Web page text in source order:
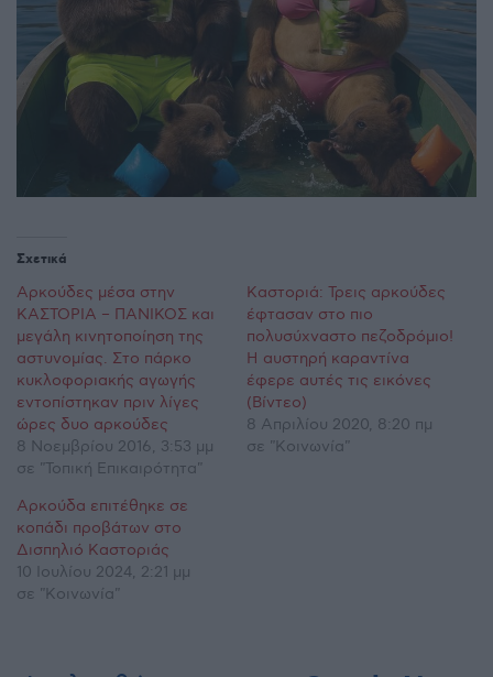
Σχετικά
Αρκούδες μέσα στην
ΚΑΣΤΟΡΙΑ – ΠΑΝΙΚΟΣ και
μεγάλη κινητοποίηση της
αστυνομίας. Στο πάρκο
κυκλοφοριακής αγωγής
εντοπίστηκαν πριν λίγες
ώρες δυο αρκούδες
8 Νοεμβρίου 2016, 3:53 μμ
σε "Τοπική Επικαιρότητα"
Καστοριά: Τρεις αρκούδες
έφτασαν στο πιο
πολυσύχναστο πεζοδρόμιο!
Η αυστηρή καραντίνα
έφερε αυτές τις εικόνες
(Βίντεο)
8 Απριλίου 2020, 8:20 πμ
σε "Κοινωνία"
Αρκούδα επιτέθηκε σε
κοπάδι προβάτων στο
Δισπηλιό Καστοριάς
10 Ιουλίου 2024, 2:21 μμ
σε "Κοινωνία"